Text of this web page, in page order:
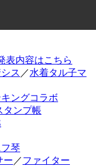
表内容はこちら
ス ／水着タル子マ
ングコラボ
タンプ帳
琴
ー ／ファイター